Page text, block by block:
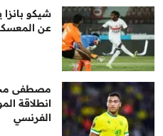
شيكو بانزا
عن
مصطفى
انطلاقة
الفرنسي